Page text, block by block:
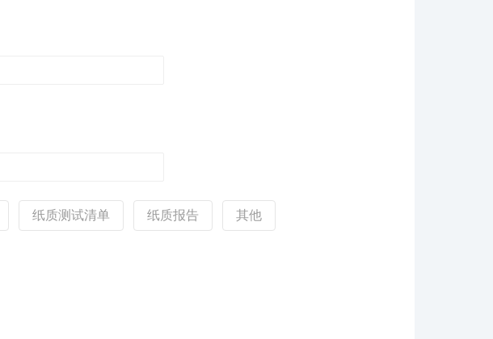
纸质测试清单 纸质报告 其他